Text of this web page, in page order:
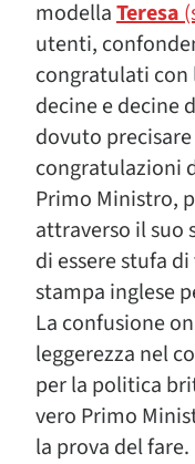
modellaTeresa
utenti,
congratulati
decine e decine
dovuto
congratulazioni
Primo Ministro,
attraverso il suo
di essere stufa
stampa inglese
La confusione
leggerezza nel
per la politica
vero Primo
la prova del fare.